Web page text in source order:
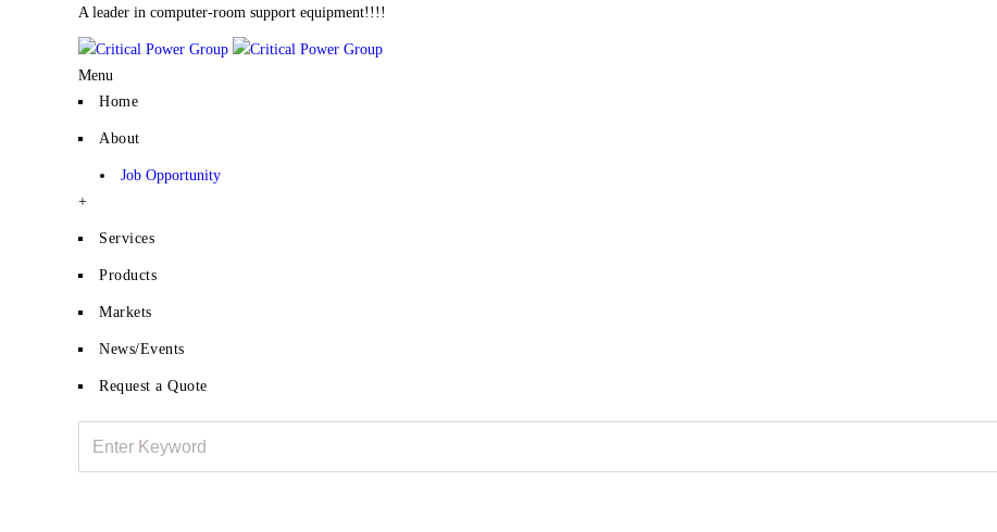
A leader in computer-room support equipment!!!!
Menu
Home
About
Job Opportunity
+
Services
Products
Markets
News/Events
Request a Quote